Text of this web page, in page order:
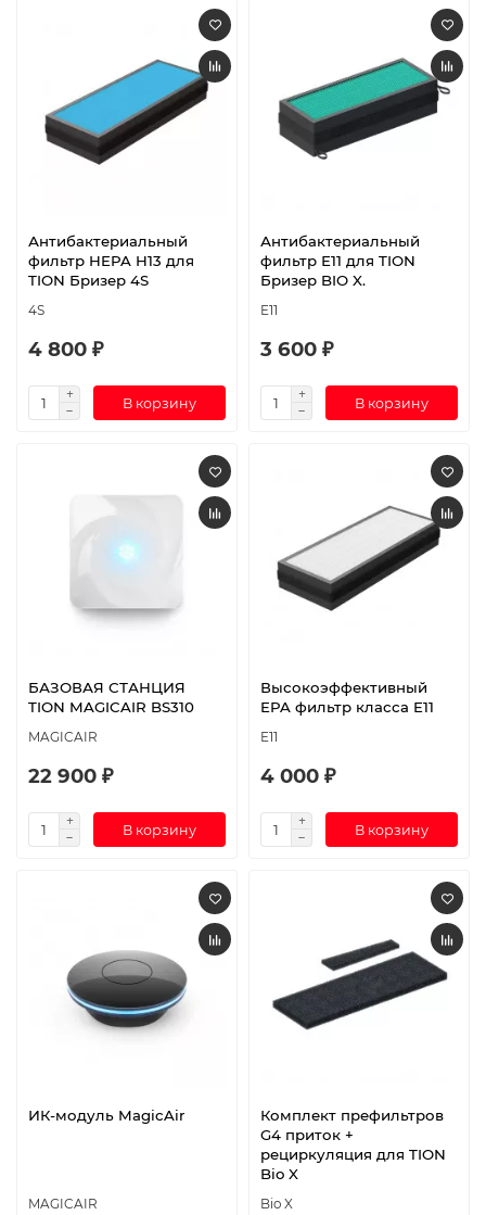
Антибактериальный
фильтр HEPA H13 для
TION Бризер 4S
4S
4 800 ₽
В корзину
Антибактериальный
фильтр Е11 для TION
Бризер BIO X.
E11
3 600 ₽
В корзину
БАЗОВАЯ СТАНЦИЯ
TION MAGICAIR BS310
MAGICAIR
22 900 ₽
В корзину
Высокоэффективный
EPA фильтр класса E11
E11
4 000 ₽
В корзину
ИК-модуль MagicAir
MAGICAIR
Комплект префильтров
G4 приток +
рециркуляция для TION
Bio X
Bio X